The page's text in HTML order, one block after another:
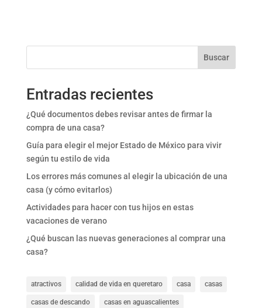
Buscar
Entradas recientes
¿Qué documentos debes revisar antes de firmar la
compra de una casa?
Guía para elegir el mejor Estado de México para vivir
según tu estilo de vida
Los errores más comunes al elegir la ubicación de una
casa (y cómo evitarlos)
Actividades para hacer con tus hijos en estas
vacaciones de verano
¿Qué buscan las nuevas generaciones al comprar una
casa?
atractivos calidad de vida en queretaro casa casas
casas de descando casas en aguascalientes